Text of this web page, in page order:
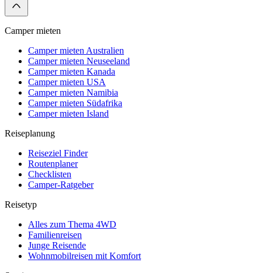
Camper mieten
Camper mieten Australien
Camper mieten Neuseeland
Camper mieten Kanada
Camper mieten USA
Camper mieten Namibia
Camper mieten Südafrika
Camper mieten Island
Reiseplanung
Reiseziel Finder
Routenplaner
Checklisten
Camper-Ratgeber
Reisetyp
Alles zum Thema 4WD
Familienreisen
Junge Reisende
Wohnmobilreisen mit Komfort